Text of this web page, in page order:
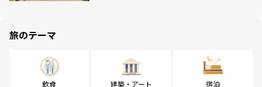
旅のテーマ
飲食 建築・アート 宿泊